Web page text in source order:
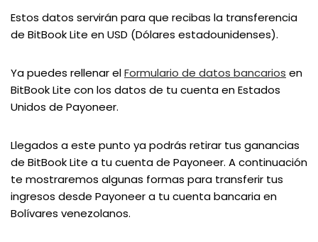
Estos datos servirán para que recibas la transferencia
de BitBook Lite en USD (Dólares estadounidenses).
Ya puedes rellenar elFormulario de datos bancarios en
BitBook Lite con los datos de tu cuenta en Estados
Unidos de Payoneer.
Llegados a este punto ya podrás retirar tus ganancias
de BitBook Lite a tu cuenta de Payoneer. A continuación
te mostraremos algunas formas para transferir tus
ingresos desde Payoneer a tu cuenta bancaria en
Bolívares venezolanos.